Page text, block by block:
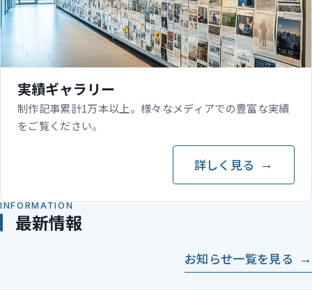
実績ギャラリー
制作記事累計1万本以上。様々なメディアでの豊富な実績
をご覧ください。
詳しく見る
INFORMATION
最新情報
お知らせ一覧を見る